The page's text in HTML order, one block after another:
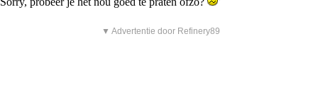
▼ Advertentie door Refinery89